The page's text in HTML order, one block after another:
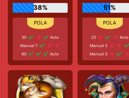
38%
30
Auto
Manual 7
80
Auto
51%
20
Auto
Manual 3
Manual 3